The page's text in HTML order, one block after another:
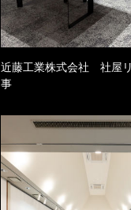
近藤工業株式会社 社屋
事